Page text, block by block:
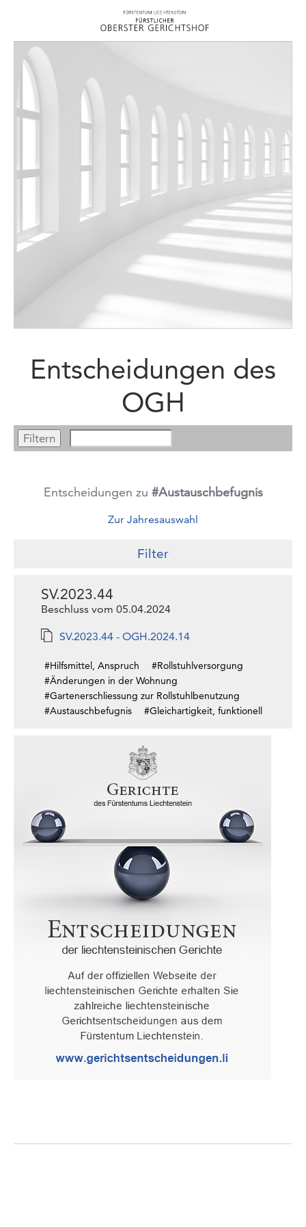
Entscheidungen des
OGH
Entscheidungen zu #Austauschbefugnis
Zur Jahresauswahl
Filter
SV.2023.44
Beschluss vom 05.04.2024
SV.2023.44 - OGH.2024.14
#Hilfsmittel, Anspruch
#Rollstuhlversorgung
#Änderungen in der Wohnung
#Gartenerschliessung zur Rollstuhlbenutzung
#Austauschbefugnis
#Gleichartigkeit, funktionell